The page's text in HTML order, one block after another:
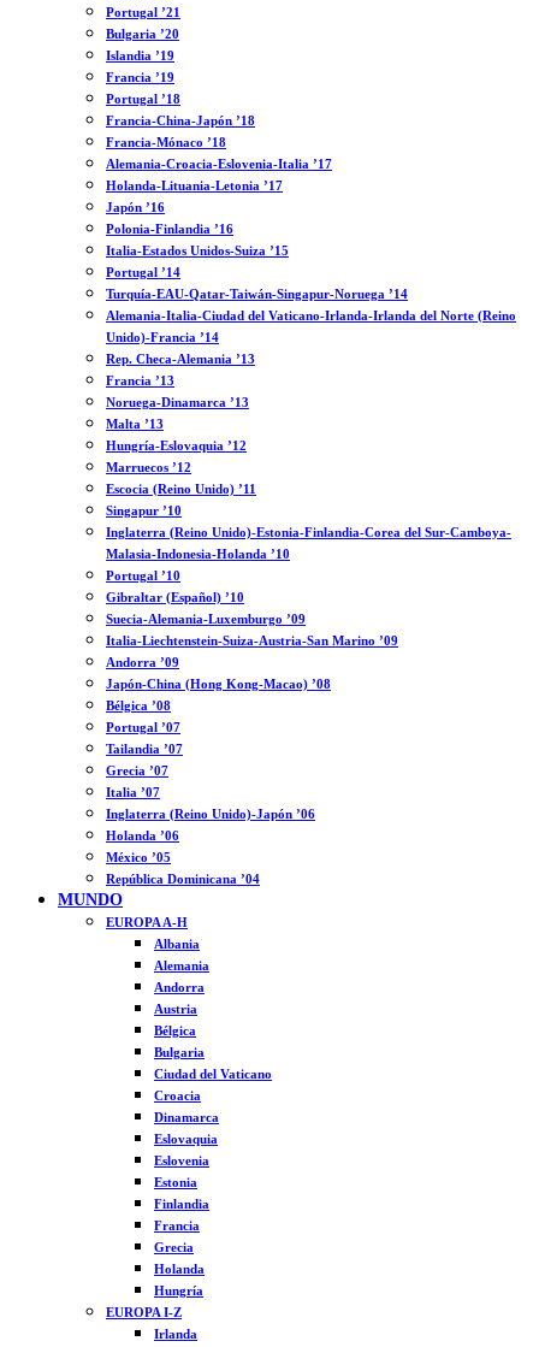
Portugal ’21
Bulgaria ’20
Islandia ’19
Francia ’19
Portugal ’18
Francia-China-Japón ’18
Francia-Mónaco ’18
Alemania-Croacia-Eslovenia-Italia ’17
Holanda-Lituania-Letonia ’17
Japón ’16
Polonia-Finlandia ’16
Italia-Estados Unidos-Suiza ’15
Portugal ’14
Turquía-EAU-Qatar-Taiwán-Singapur-Noruega ’14
Alemania-Italia-Ciudad del Vaticano-Irlanda-Irlanda del Norte (Reino
Unido)-Francia ’14
Rep. Checa-Alemania ’13
Francia ’13
Noruega-Dinamarca ’13
Malta ’13
Hungría-Eslovaquia ’12
Marruecos ’12
Escocia (Reino Unido) ’11
Singapur ’10
Inglaterra (Reino Unido)-Estonia-Finlandia-Corea del Sur-Camboya-
Malasia-Indonesia-Holanda ’10
Portugal ’10
Gibraltar (Español) ’10
Suecia-Alemania-Luxemburgo ’09
Italia-Liechtenstein-Suiza-Austria-San Marino ’09
Andorra ’09
Japón-China (Hong Kong-Macao) ’08
Bélgica ’08
Portugal ’07
Tailandia ’07
Grecia ’07
Italia ’07
Inglaterra (Reino Unido)-Japón ’06
Holanda ’06
México ’05
República Dominicana ’04
MUNDO
EUROPA A-H
Albania
Alemania
Andorra
Austria
Bélgica
Bulgaria
Ciudad del Vaticano
Croacia
Dinamarca
Eslovaquia
Eslovenia
Estonia
Finlandia
Francia
Grecia
Holanda
Hungría
EUROPA I-Z
Irlanda